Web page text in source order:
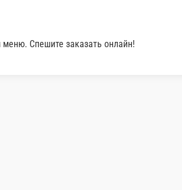
Спешите заказать онлайн!